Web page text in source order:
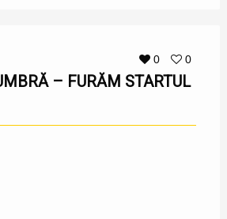
0 0